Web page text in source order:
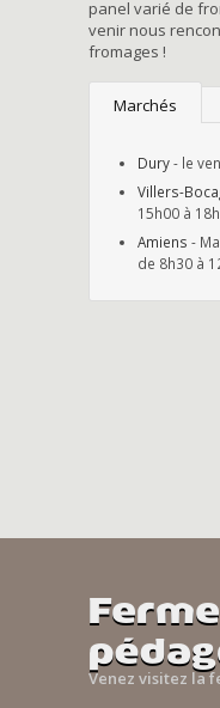
panel varié de
venir nous
fromages !
Marchés
Dury- le
Villers-
15h00 à
Amiens -
de 8h30 à
Ferme
Venez visitez la